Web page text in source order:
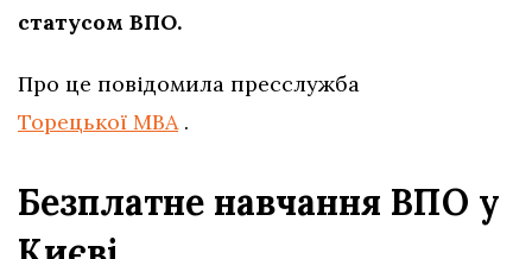
статусом ВПО.
Про це повідомила пресслужба
Торецької МВА.
Безплатне навчання ВПО у